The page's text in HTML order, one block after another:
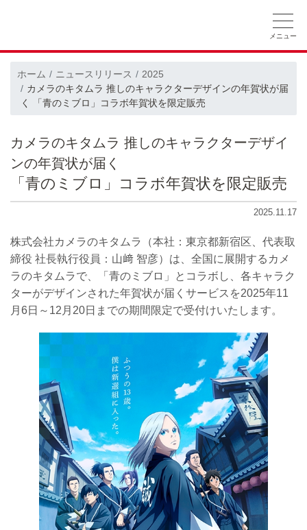
採用情報 CSRの取り組み
ホーム ニュースリリース
2025
カメラのキタムラ 推しのキャラクターデザインの年賀状が届
く 「青のミブロ」コラボ年賀状を限定販売
カメラのキタムラ 推しのキャラクターデザイ
ンの年賀状が届く
「青のミブロ」コラボ年賀状を限定販売
2025.11.17
株式会社カメラのキタムラ（本社：東京都新宿区、代表取
締役 社長執行役員：山﨑 智彦）は、全国に展開するカメ
ラのキタムラで、「青のミブロ」とコラボし、各キャラク
ターがデザインされた年賀状が届くサービスを2025年11
月6日～12月20日までの期間限定で受付けいたします。